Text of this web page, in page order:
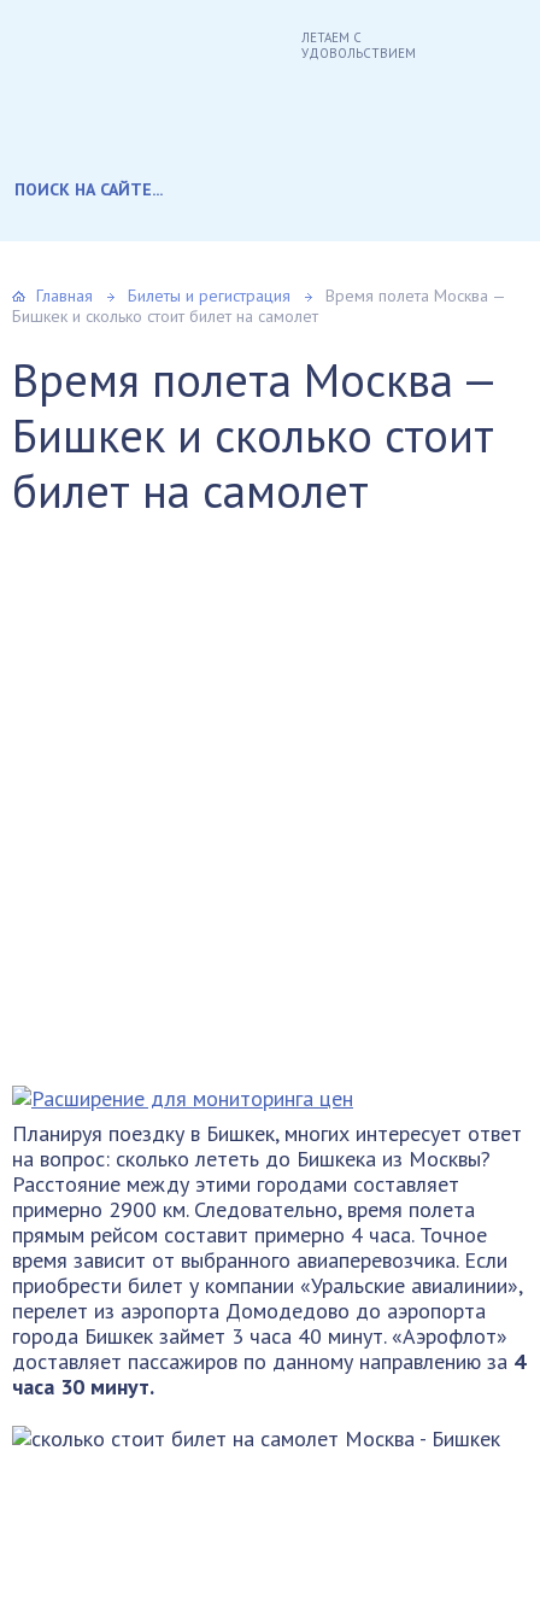
ЛЕТАЕМ С
УДОВОЛЬСТВИЕМ
Главная Билеты и регистрация
Время полета Москва —
Бишкек и сколько стоит билет на самолет
Время полета Москва —
Бишкек и сколько стоит
билет на самолет
Планируя поездку в Бишкек, многих интересует ответ
на вопрос: сколько лететь до Бишкека из Москвы?
Расстояние между этими городами составляет
примерно 2900 км. Следовательно, время полета
прямым рейсом составит примерно 4 часа. Точное
время зависит от выбранного авиаперевозчика. Если
приобрести билет у компании «Уральские авиалинии»,
перелет из аэропорта Домодедово до аэропорта
города Бишкек займет 3 часа 40 минут. «Аэрофлот»
доставляет пассажиров по данному направлению за 4
часа 30 минут.